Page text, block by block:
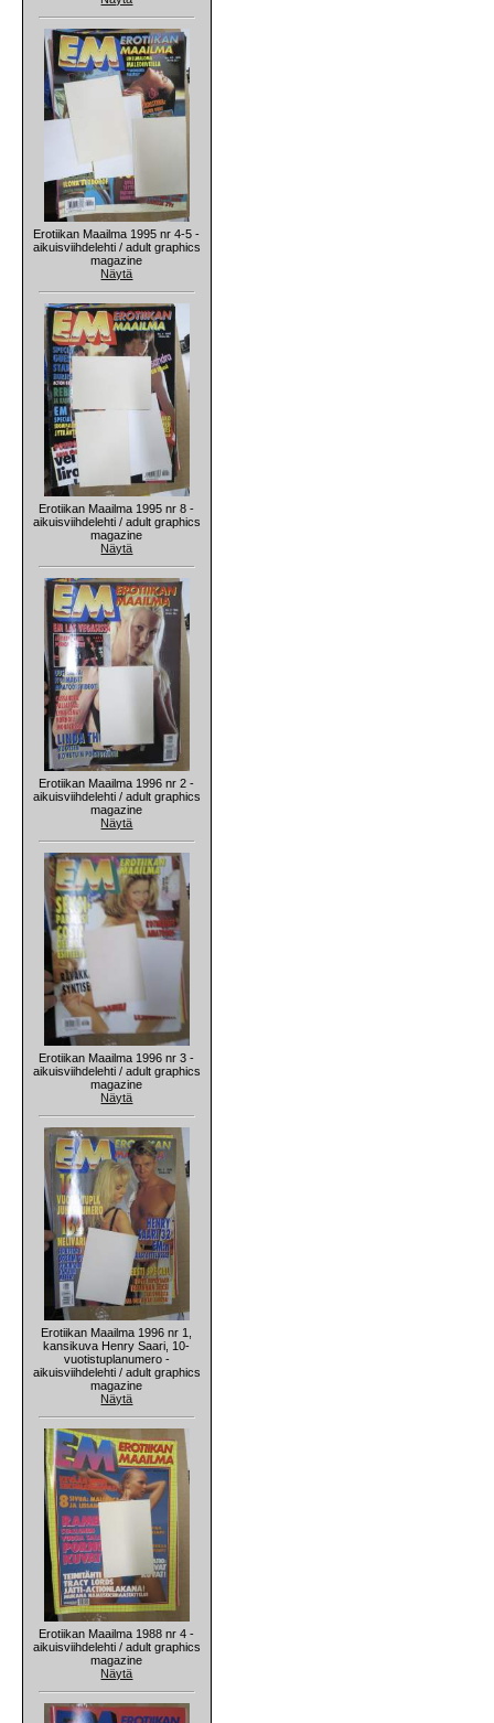
Erotiikan Maailma 1995 nr 4-5 -
aikuisviihdelehti / adult graphics
magazine
Näytä
Erotiikan Maailma 1995 nr 8 -
aikuisviihdelehti / adult graphics
magazine
Näytä
Erotiikan Maailma 1996 nr 2 -
aikuisviihdelehti / adult graphics
magazine
Näytä
Erotiikan Maailma 1996 nr 3 -
aikuisviihdelehti / adult graphics
magazine
Näytä
Erotiikan Maailma 1996 nr 1,
kansikuva Henry Saari, 10-
vuotistuplanumero -
aikuisviihdelehti / adult graphics
magazine
Näytä
Erotiikan Maailma 1988 nr 4 -
aikuisviihdelehti / adult graphics
magazine
Näytä